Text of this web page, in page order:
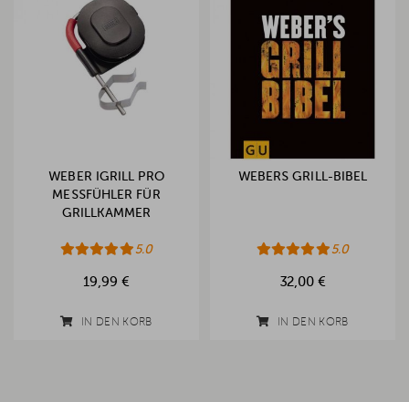
WEBER IGRILL PRO
MESSFÜHLER FÜR
GRILLKAMMER
5.0
19,99 €
IN DEN KORB
WEBERS GRILL-BIBEL
5.0
32,00 €
IN DEN KORB